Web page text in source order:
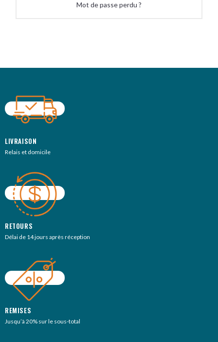
Mot de passe perdu ?
LIVRAISON
Relais et domicile
RETOURS
Délai de 14 jours après réception
REMISES
Jusqu’à 20% sur le sous-total